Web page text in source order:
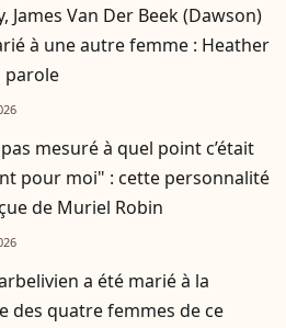
James Van Der Beek (Dawson)
à une autre femme : Heather
parole
mesuré à quel point c’était
pour moi" : cette personnalité
de Muriel Robin
a été marié à la
des quatre femmes de ce